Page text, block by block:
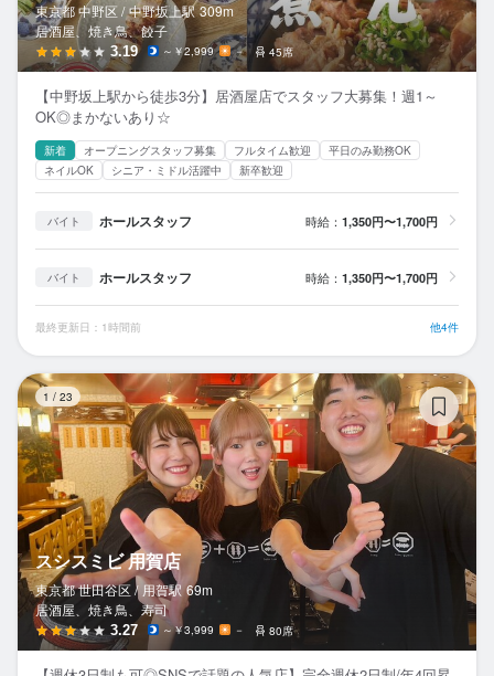
東京都 中野区 / 中野坂上駅 309m
居酒屋、焼き鳥、餃子
3.19 ～￥2,999 － 45席
【中野坂上駅から徒歩3分】居酒屋店でスタッフ大募集！週1～
OK◎まかないあり☆
新着 オープニングスタッフ募集 フルタイム歓迎
平日のみ勤務OK
ネイルOK
シニア・ミドル活躍中 新卒歓迎
バイト ホールスタッフ 時給： 1,350円〜1,700円
バイト ホールスタッフ 時給： 1,350円〜1,700円
最終更新日：1時間前 他4件
1 / 23
スシスミビ 用賀店
東京都 世田谷区 / 用賀駅 69m
居酒屋、焼き鳥、寿司
3.27 ～￥3,999 － 80席